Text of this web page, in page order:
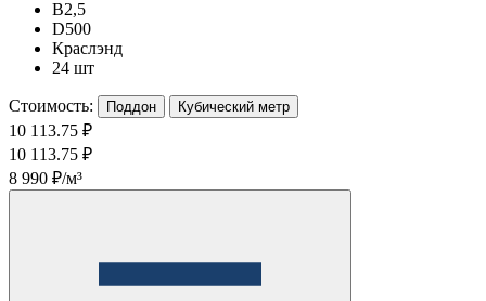
B2,5
D500
Краслэнд
24 шт
Стоимость: Поддон Кубический метр
10 113.75 ₽
10 113.75 ₽
8 990 ₽/м³